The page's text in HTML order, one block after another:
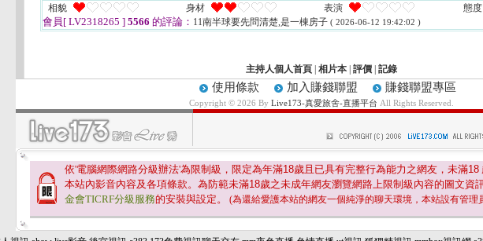
相貌 身材 表演 態度
會員[ LV2318265 ] 5566 的評論： 11南半球要先問清楚,是一棟房子 ( 2026-06-12 19:42:02 )
主持人個人首頁 相片本 評價 記錄
使用條款 加入賺錢聯盟 賺錢聯盟專區
Copyright © 2026 By Live173-真愛旅舍-直播平台 All Rights Reserved.
依'電腦網際網路分級辦法'為限制級，限定為年滿18歲且已具有完整行為能力之網友，未滿18
本站內影音內容及各項條款。為防範未滿18歲之未成年網友瀏覽網路上限制級內容的圖文資
金會TICRF分級服務的安裝與設定。 (為還給愛護本站的網友一個純淨的聊天環境，本站設有管理